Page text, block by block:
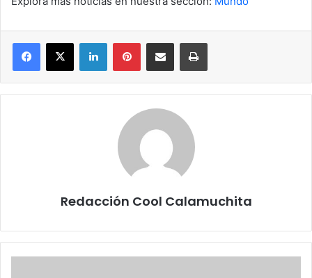
Facebook
X LinkedInPinterestCompartir por correo electrónicoImprimir
Redacción Cool Calamuchita